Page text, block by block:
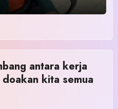
antara kerja
kita semua